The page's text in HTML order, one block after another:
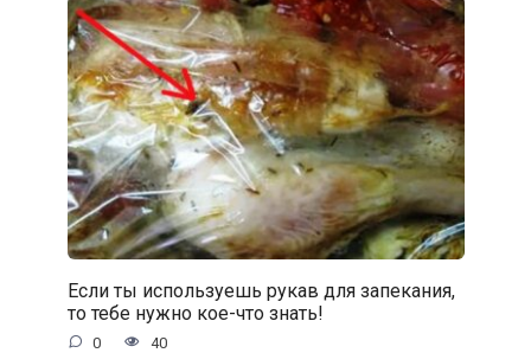
Если ты используешь рукав для запекания,
то тебе нужно кое-что знать!
0 40